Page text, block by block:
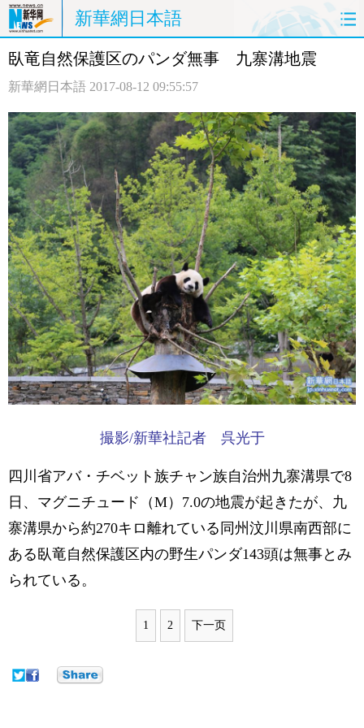
新華網日本語
ホームページ 政治 経済
観光 評論 写真
中日対訳
臥竜自然保護区のパンダ無事 九寨溝地震
新華網日本語 2017-08-12 09:55:57
撮影/新華社記者 呉光于
四川省アバ・チベット族チャン族自治州九寨溝県で8
日、マグニチュード（M）7.0の地震が起きたが、九
寨溝県から約270キロ離れている同州汶川県南西部に
ある臥竜自然保護区内の野生パンダ143頭は無事とみ
られている。
1 2 下一页